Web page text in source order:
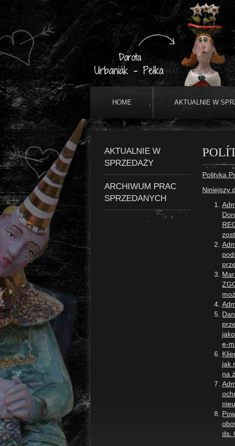
HOME AKTUALNIE W
Polityka
Niniejszy
e-
jak
na
ds.
AKTUALNIE W
SPRZEDAŻY
ARCHIWUM PRAC
SPRZEDANYCH